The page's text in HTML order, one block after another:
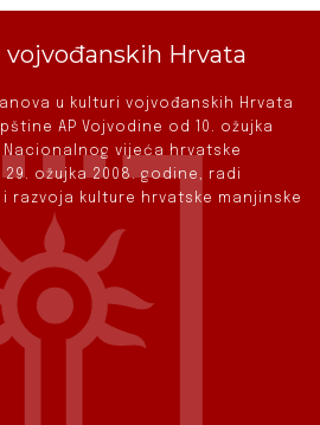
Hrvata
u kulturi vojvođanskih Hrvata
AP Vojvodine od 10. ožujka
Nacionalnog vijeća hrvatske
ožujka 2008. godine, radi
razvoja kulture hrvatske manjinske